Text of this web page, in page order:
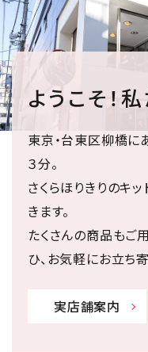
ようこそ！
東京・台東区柳橋
３分。
さくらほりきりのキ
きます。
たくさんの商品もご
ひ、お気軽にお立ち
実店舗案内